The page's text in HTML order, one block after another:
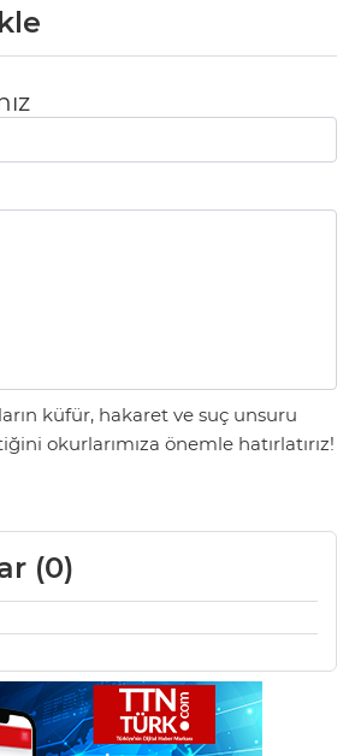
küfür, hakaret ve suç unsuru
okurlarımıza önemle hatırlatırız!
(0)